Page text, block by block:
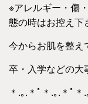
※アレルギー・傷
態の時はお控え下
今からお肌を整え
卒・入学などの
＊.｡.＊ﾟ＊.｡.＊ﾟ